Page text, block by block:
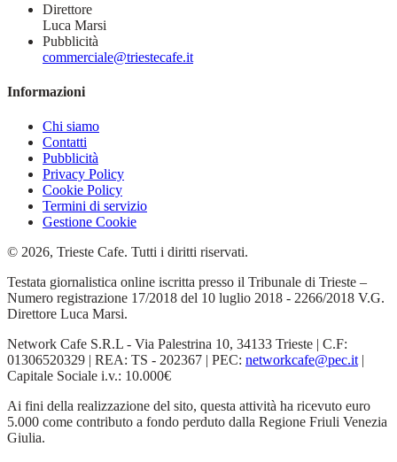
Direttore
Luca Marsi
Pubblicità
commerciale@triestecafe.it
Informazioni
Chi siamo
Contatti
Pubblicità
Privacy Policy
Cookie Policy
Termini di servizio
Gestione Cookie
© 2026, Trieste Cafe. Tutti i diritti riservati.
Testata giornalistica online iscritta presso il Tribunale di Trieste –
Numero registrazione 17/2018 del 10 luglio 2018 - 2266/2018 V.G.
Direttore Luca Marsi.
Network Cafe S.R.L - Via Palestrina 10, 34133 Trieste | C.F:
01306520329 | REA: TS - 202367 | PEC: networkcafe@pec.it |
Capitale Sociale i.v.: 10.000€
Ai fini della realizzazione del sito, questa attività ha ricevuto euro
5.000 come contributo a fondo perduto dalla Regione Friuli Venezia
Giulia.